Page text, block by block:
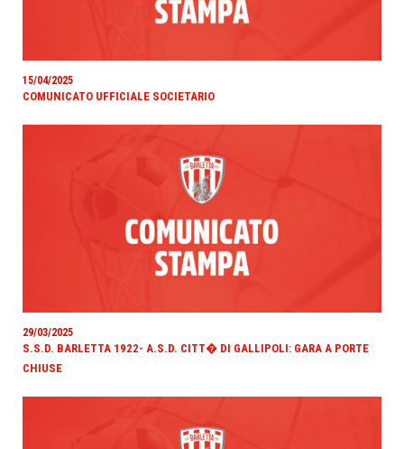
15/04/2025
COMUNICATO UFFICIALE SOCIETARIO
29/03/2025
S.S.D. BARLETTA 1922- A.S.D. CITT� DI GALLIPOLI: GARA A PORTE
CHIUSE